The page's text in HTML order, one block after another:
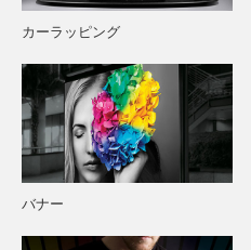
カーラッピング
バナー